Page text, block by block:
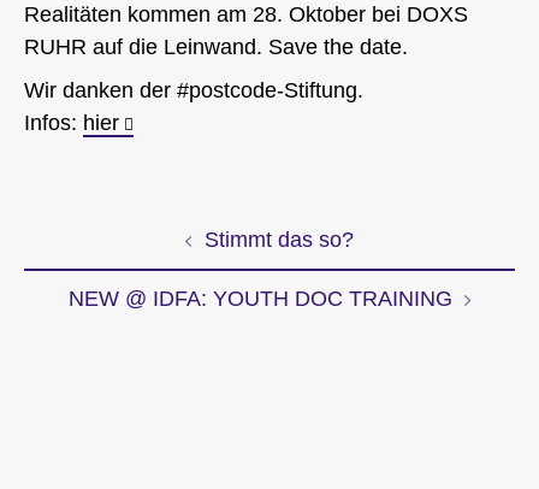
Realitäten kommen am 28. Oktober bei DOXS
RUHR auf die Leinwand. Save the date.
Wir danken der #postcode-Stiftung.
Infos: hier
Beitragsnavigation
Stimmt das so?
NEW @ IDFA: YOUTH DOC TRAINING